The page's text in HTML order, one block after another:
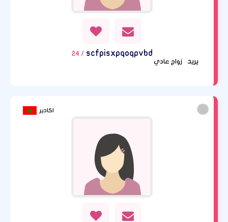
scfpisxpqoqpvbd
/ 24
يريد
زواج عادي
اكادير